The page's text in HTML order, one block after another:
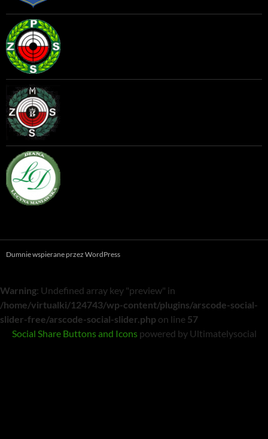
Dumnie wspierane przez WordPress
Warning: Undefined array key "preview" in
/home/virtualki/124743/wp-content/plugins/arscode-social-
slider-free/arscode-social-slider.php on line 57
Social Share Buttons and Iconspowered by Ultimatelysocial